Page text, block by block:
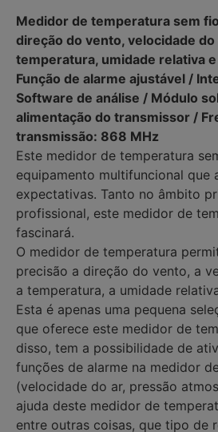
Medidor de temperatura sem
direção do vento, velocidade
temperatura, umidade relativa
Função de alarme ajustável /
Software de análise / Módulo
alimentação do transmissor /
transmissão: 868 MHz
Este medidor de temperatura
equipamento multifuncional que
expectativas. Tanto no âmbito
profissional, este medidor de
fascinará.
O medidor de temperatura
precisão a direção do vento, a
a temperatura, a umidade
Esta é apenas uma pequena
que oferece este medidor de
disso, tem a possibilidade de
funções de alarme na medidor
(velocidade do ar, pressão
ajuda deste medidor de
entre outras coisas, que tipo de